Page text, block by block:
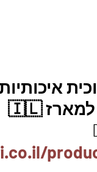
זכוכית